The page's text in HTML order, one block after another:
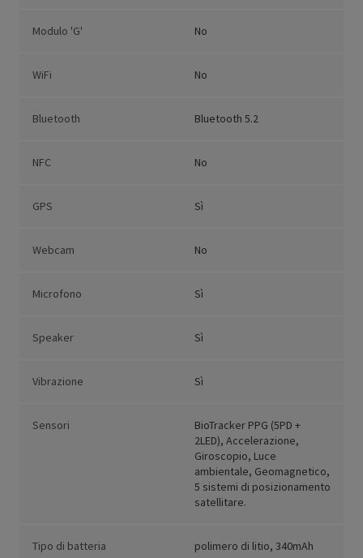
Modulo 'G' No
WiFi No
Bluetooth Bluetooth 5.2
NFC No
GPS Sì
Webcam No
Microfono Sì
Speaker Sì
Vibrazione Sì
Sensori
BioTracker PPG (5PD +
2LED), Accelerazione,
Giroscopio, Luce
ambientale, Geomagnetico,
5 sistemi di posizionamento
satellitare.
Tipo di batteria polimero di litio, 340mAh